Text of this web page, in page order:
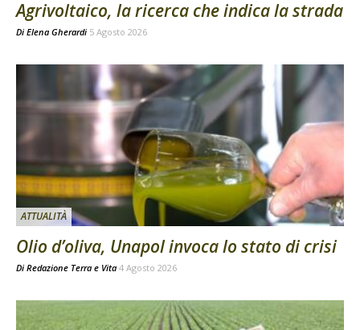
Agrivoltaico, la ricerca che indica la strada
Di Elena Gherardi 5 Agosto 2026
ATTUALITÀ
Olio d’oliva, Unapol invoca lo stato di crisi
Di Redazione Terra e Vita 4 Agosto 2026